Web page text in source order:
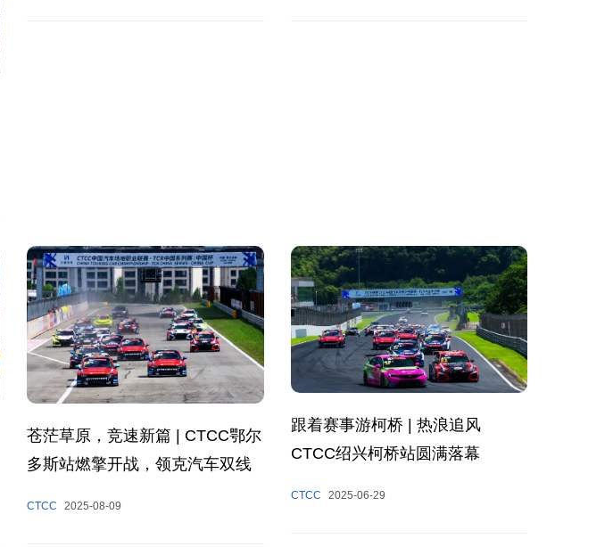
苍茫草原，竞速新篇 | CTCC鄂尔
多斯站燃擎开战，领克汽车双线
CTCC 2025-08-09
跟着赛事游柯桥 | 热浪追风
CTCC绍兴柯桥站圆满落幕
CTCC 2025-06-29